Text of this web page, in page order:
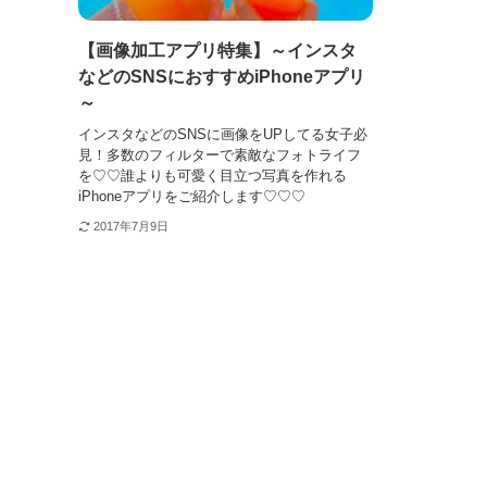
【画像加工アプリ特集】～インスタ
などのSNSにおすすめiPhoneアプリ
～
インスタなどのSNSに画像をUPしてる女子必
見！多数のフィルターで素敵なフォトライフ
を♡♡誰よりも可愛く目立つ写真を作れる
iPhoneアプリをご紹介します♡♡♡
2017年7月9日